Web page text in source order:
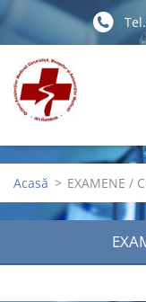
Acasă > EXAMENE /